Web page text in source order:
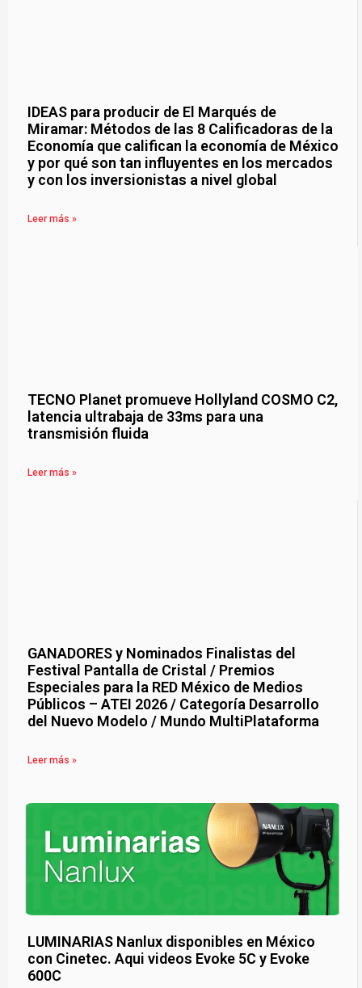
IDEAS para producir de El Marqués de
Miramar: Métodos de las 8 Calificadoras de la
Economía que califican la economía de México
y por qué son tan influyentes en los mercados
y con los inversionistas a nivel global
Leer más »
TECNO Planet promueve Hollyland COSMO C2,
latencia ultrabaja de 33ms para una
transmisión fluida
Leer más »
GANADORES y Nominados Finalistas del
Festival Pantalla de Cristal / Premios
Especiales para la RED México de Medios
Públicos – ATEI 2026 / Categoría Desarrollo
del Nuevo Modelo / Mundo MultiPlataforma
Leer más »
LUMINARIAS Nanlux disponibles en México
con Cinetec. Aqui videos Evoke 5C y Evoke
600C